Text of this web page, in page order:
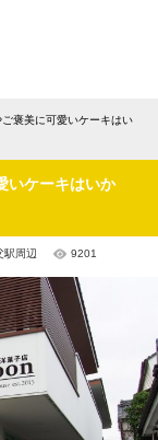
褒美に可愛いケーキはい
いケーキはいか
駅周辺 9201